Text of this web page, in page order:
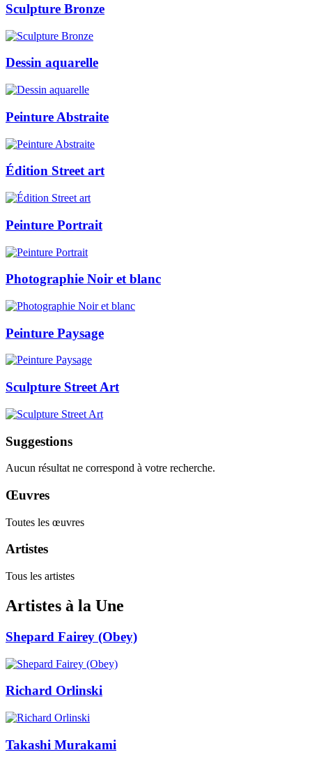
Sculpture Bronze
Dessin aquarelle
Peinture Abstraite
Édition Street art
Peinture Portrait
Photographie Noir et blanc
Peinture Paysage
Sculpture Street Art
Suggestions
Aucun résultat ne correspond à votre recherche.
Œuvres
Toutes les œuvres
Artistes
Tous les artistes
Artistes à la Une
Shepard Fairey (Obey)
Richard Orlinski
Takashi Murakami